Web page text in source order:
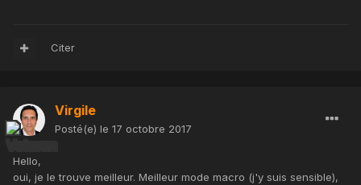
Citer
Virgile
Posté(e) le 17 octobre 2017
Hello,
oui, je le trouve meilleur. Meilleur mode macro (j'y suis sensible),